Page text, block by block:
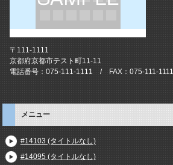
〒111-1111
京都府京都市テスト町11-11
電話番号：075-111-1111 / FAX：075-111-1111
メニュー
#14103 (タイトルなし)
#14095 (タイトルなし)